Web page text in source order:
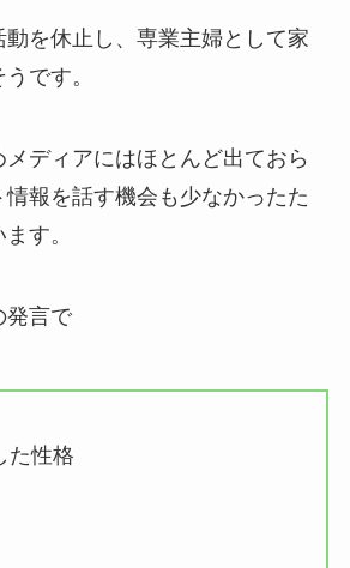
を休止し、専業主婦として家
です。
ディアにはほとんど出ておら
報を話す機会も少なかったた
す。
発言で
た性格